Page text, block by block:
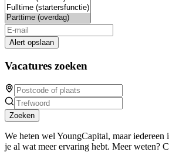
Alert opslaan
Vacatures zoeken
Zoeken
We heten wel YoungCapital, maar
je al wat meer ervaring hebt. Meer weten?